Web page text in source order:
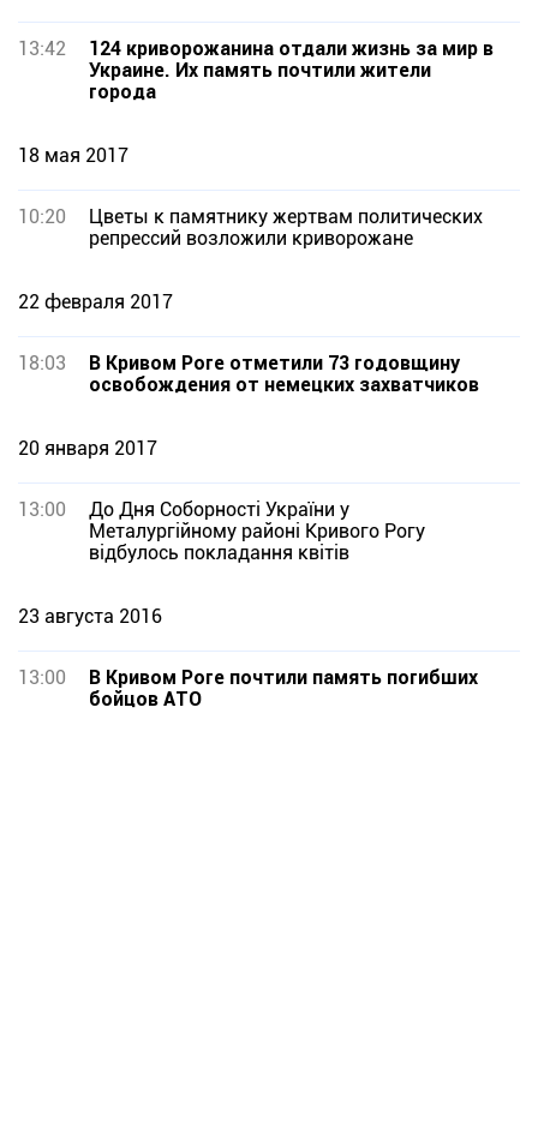
13:42
124 криворожанина отдали жизнь за мир в
Украине. Их память почтили жители
города
18 мая 2017
10:20
Цветы к памятнику жeртвам политических
рeпрeссий возложили криворожане
22 февраля 2017
18:03
В Кривом Роге отметили 73 годовщину
освобождения от немецких захватчиков
20 января 2017
13:00
До Дня Соборності України у
Металургійному районі Кривого Рогу
відбулось покладання квітів
23 августа 2016
13:00
В Кривом Роге почтили память погибших
бойцов АТО